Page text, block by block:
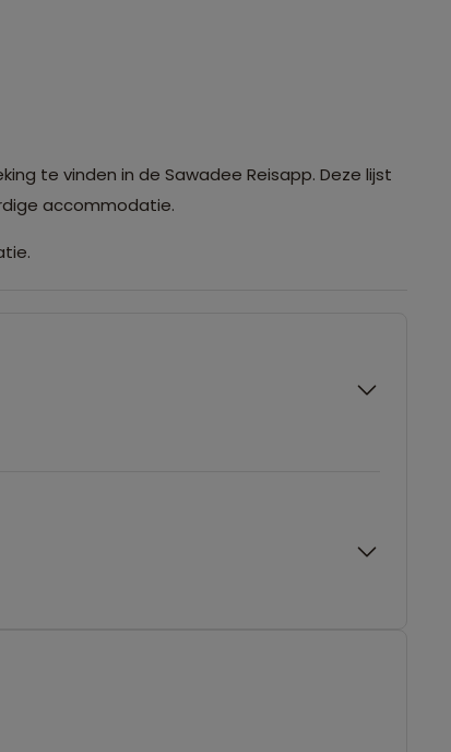
te vinden in de Sawadee Reisapp. Deze lijst
accommodatie.